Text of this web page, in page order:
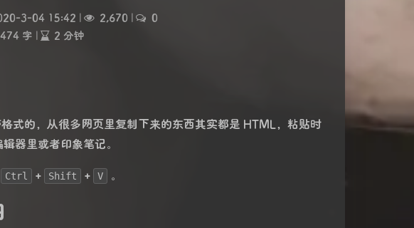
3-04 15:42 | 2,670 |
0
474 字 | 2 分钟
式的，从很多网页里复制下来的东西其实都是 HTML，粘贴时
器里或者印象笔记。
Ctrl + Shift + V 。